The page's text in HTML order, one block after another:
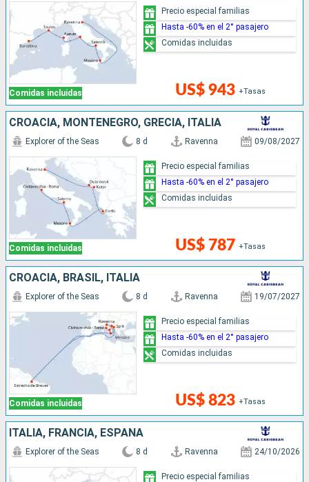
Comidas incluidas US$ 943 +Tasas
Precio especial familias
Hasta -60% en el 2° pasajero
Comidas incluidas
CROACIA, MONTENEGRO, GRECIA, ITALIA
Comidas incluidas
Explorer of the Seas 8 d Ravenna 09/08/2027
US$ 787 +Tasas
Precio especial familias
Hasta -60% en el 2° pasajero
Comidas incluidas
CROACIA, BRASIL, ITALIA
Comidas incluidas
Explorer of the Seas 8 d Ravenna 19/07/2027
US$ 823 +Tasas
Precio especial familias
Hasta -60% en el 2° pasajero
Comidas incluidas
ITALIA, FRANCIA, ESPAÑA
Explorer of the Seas 8 d Ravenna 24/10/2026
Precio especial familias